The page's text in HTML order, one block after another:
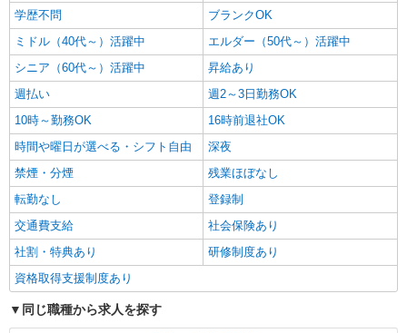
時給1450円〜2062円 ＜日払い有/週払い有/交
通費全支給(ガソリン代含む)＞
熊本市西区 熊本駅周辺
詳細を見る
派遣社員
株式会社kotrio /●KM-H-1840246
≪熊本市西区≫高級シニアマンションで見回
り/生活相談など
時給1450円〜2062円 ＜日払い有/週払い有/交
通費全支給(ガソリン代含む)＞
熊本市西区 熊本駅周辺
キープ 詳細を見る
学歴不問
ブランクOK
ミドル（40代～）活躍中
エルダー（50代～）活躍中
シニア（60代～）活躍中
昇給あり
週払い
週2～3日勤務OK
10時～勤務OK
16時前退社OK
時間や曜日が選べる・シフト自由
深夜
禁煙・分煙
残業ほぼなし
転勤なし
登録制
交通費支給
社会保険あり
社割・特典あり
研修制度あり
資格取得支援制度あり
同じ職種から求人を探す